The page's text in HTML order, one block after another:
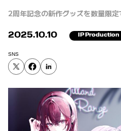
2周年記念の新作グッズを数量限定
2025.10.10 IP Production
SNS